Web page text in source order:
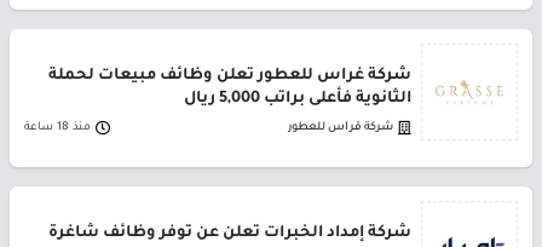
شركة غراس للعطور تعلن وظائف مبيعات لحملة
الثانوية فأعلى براتب 5,000 ريال
شركة قراس للعطور منذ 18 ساعة
شركة إمداد الخبرات تعلن عن توفر وظائف شاغرة